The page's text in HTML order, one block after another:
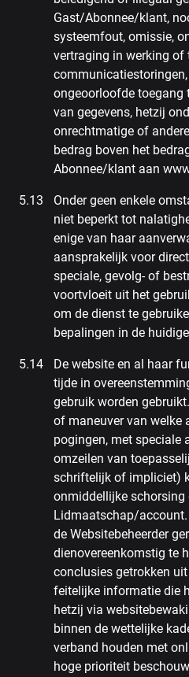
Gast/Abonnee/klant,
systeemfout, omissie,
vertraging in werking of
ongeoorloofde
van gegevens, hetzij
onrechtmatige of
bedrag boven het
Abonnee/klant aan
Onder geen enkele
niet beperkt tot
enige van haar
aansprakelijk voor
speciale, gevolg- of
voortvloeit uit het
om de dienst te
bepalingen in de
De website en al haar
tijde in
gebruik worden
of maneuver van welke
pogingen, met speciale
omzeilen van
schriftelijk of impliciet)
onmiddellijke
Lidmaatschap/account.
de Websitebeheerder
dienovereenkomstig te
conclusies getrokken
feitelijke informatie die
hetzij via
binnen de wettelijke
verband houden met
hoge prioriteit